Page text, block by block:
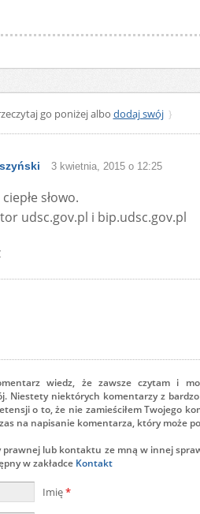
go poniżej albo dodaj swój }
3 kwietnia, 2015 o 12:25
słowo.
udsc.gov.pl i bip.udsc.gov.pl
wiedz, że zawsze czytam i
Niestety niektórych komentarzy z
o to, że nie zamieściłem Twojego
na napisanie komentarza, który może
prawnej lub kontaktu ze mną w innej
w zakładce Kontakt
Imię*